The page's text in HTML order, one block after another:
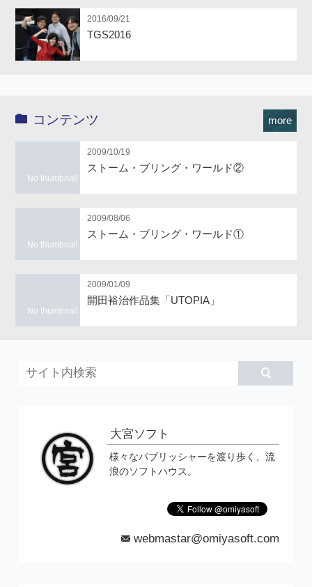
2016/09/21
TGS2016
more
コンテンツ
No thumbnail
2009/10/19
ストーム・ブリング・ワールド②
No thumbnail
2009/08/06
ストーム・ブリング・ワールド①
No thumbnail
2009/01/09
開田裕治作品集「UTOPIA」
大宮ソフト
様々なパブリッシャーを渡り歩く、流
浪のソフトハウス。
mail webmastar@omiyasoft.com